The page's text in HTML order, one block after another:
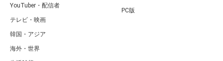
YouTuber・配信者
テレビ・映画
韓国・アジア
海外・世界
PC版